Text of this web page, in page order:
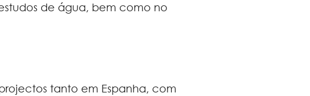
de água, bem como no
tanto em Espanha, com